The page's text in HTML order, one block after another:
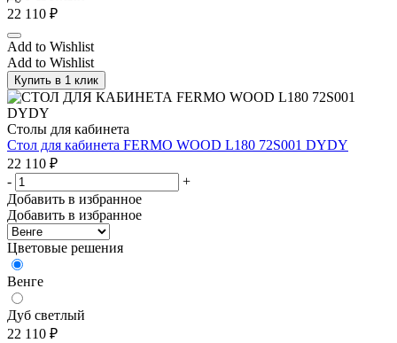
22 110 ₽
Add to Wishlist
Add to Wishlist
Купить в 1 клик
Столы для кабинета
Стол для кабинета FERMO WOOD L180 72S001 DYDY
22 110 ₽
-
+
Добавить в избранное
Добавить в избранное
Цветовые решения
Венге
Дуб светлый
22 110 ₽